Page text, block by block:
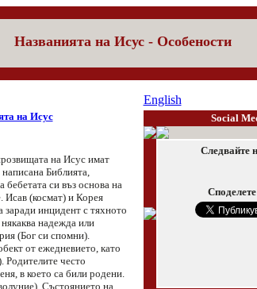
Названията на Исус - Особености
на Исус
на Исус имат
Библията,
бебетата си въз основа на
Исав (космат) и Корея
заради инцидент с тяхното
надежда или
(Бог си спомни).
от ежедневието, като
Родителите често
в което са били родени.
Състоянието на
English
Social
Следвайте